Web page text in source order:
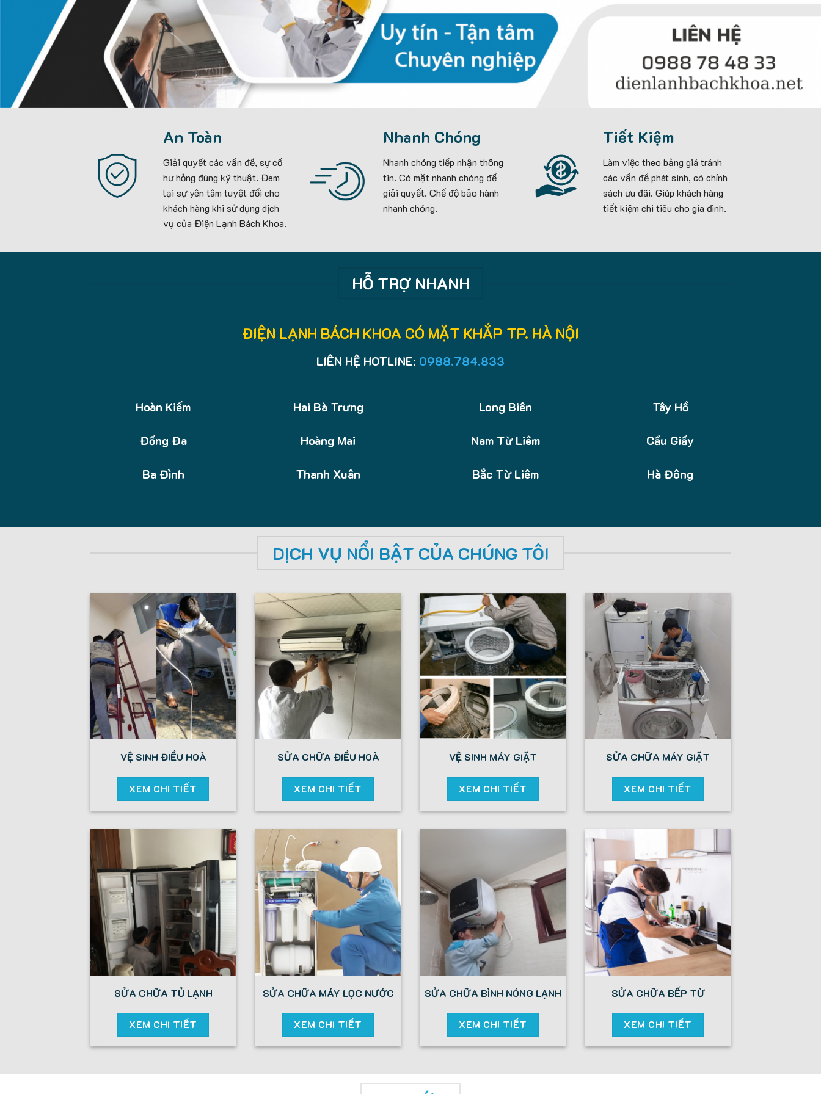
An Toàn
Giải quyết các vấn đề, sự cố
hư hỏng đúng kỹ thuật. Đem
lại sự yên tâm tuyệt đối cho
khách hàng khi sử dụng dịch
vụ của Điện Lạnh Bách Khoa.
Nhanh Chóng
Nhanh chóng tiếp nhận thông
tin. Có mặt nhanh chóng để
giải quyết. Chế độ bảo hành
nhanh chóng.
Tiết Kiệm
Làm việc theo bảng giá tránh
các vấn đề phát sinh, có chính
sách ưu đãi. Giúp khách hàng
tiết kiệm chi tiêu cho gia đình.
HỖ TRỢ NHANH
ĐIỆN LẠNH BÁCH KHOA CÓ MẶT KHẮP TP. HÀ NỘI
LIÊN HỆ HOTLINE: 0988.784.833
Hoàn Kiếm
Đống Đa
Ba Đình
Hai Bà Trưng
Hoàng Mai
Thanh Xuân
Long Biên
Nam Từ Liêm
Bắc Từ Liêm
Tây Hồ
Cầu Giấy
Hà Đông
DỊCH VỤ NỔI BẬT CỦA CHÚNG TÔI
VỆ SINH ĐIỀU HOÀ
XEM CHI TIẾT
SỬA CHỮA ĐIỀU HOÀ
XEM CHI TIẾT
VỆ SINH MÁY GIẶT
XEM CHI TIẾT
SỬA CHỮA MÁY GIẶT
XEM CHI TIẾT
SỬA CHỮA TỦ LẠNH
XEM CHI TIẾT
SỬA CHỮA MÁY LỌC NƯỚC
XEM CHI TIẾT
SỬA CHỮA BÌNH NÓNG LẠNH
XEM CHI TIẾT
SỬA CHỮA BẾP TỪ
XEM CHI TIẾT